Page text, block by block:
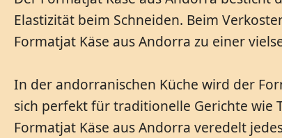
Elastizität beim Schneiden. Beim
Formatjat Käse aus Andorra zu einer
In der andorranischen Küche wird der
sich perfekt für traditionelle Gerichte wie
Formatjat Käse aus Andorra veredelt